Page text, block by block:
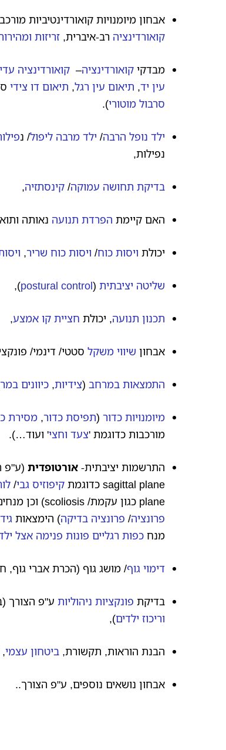
אבחון מיומנויות קואורדינטיביות
קואורדינציה רב-איברית, זריזות
מבדקי קואורדינציה– קואורדינציה
עין יד, תיאום עין רגל, תיאום דו צידי
סרבול מוטורי).
ילד נופל הרבה/ ילד מרבה ליפול/ נ
נפילות,
בדיקת תחושה עמוקה/ קינסתזיה,
האם קיימת הפרדת תנועה נאותה
יכולת ויסות כוח/ ויסות כוח שריר,
שליטה יציבתית (
postural control
),
תכנון תנועה, יכולת חציית קו אמצע,
אבחון שיווי משקל סטטי/ דינמי/
התמצאות במרחב (צידיות, כיוונים
מיומנויות כדור (תפיסת כדור, מסירת
מורכבות כדוגמת 'צעד וחצי' ועוד…).
התרשמות יציבתית- אורטופדית (ע"פ
sagittal plane כדוגמת
קיפוזיס גבי/
plane כגון עקמת/ scoliosis) וכן מנחים אורטופדיים לקויים, כגון
פרונציה/ פרונציה בדיקה) הימצאות
מנח כפות רגליים פונות פנימה אצל
דימוי גוף/ מושג גוף (הכרת אברי גוף,
בדיקת פונקציות ניהוליות ע"פ הצורך
וריכוז ילדים),
הבנת הוראות, תקשורת, ביטחון עצמי
אבחון נושאים נוספים, ע"פ הצורך..